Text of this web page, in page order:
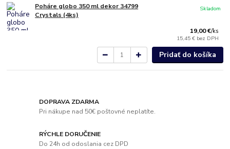
Poháre globo 350 ml dekor 34799
Crystals (4ks)
19,00 €/ks
15,45 € bez DPH
Skladom
Pridať do košíka
DOPRAVA ZDARMA
Pri nákupe nad 50€ poštovné neplatíte.
RÝCHLE DORUČENIE
Do 24h od odoslania cez DPD